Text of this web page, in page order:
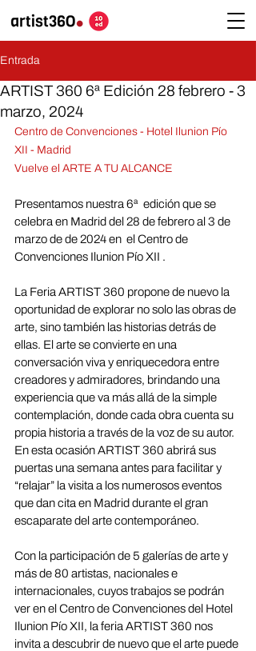
Entrada
ARTIST 360 6ª Edición 28 febrero - 3
marzo, 2024
Centro de Convenciones - Hotel Ilunion Pío
XII - Madrid
Vuelve el ARTE A TU ALCANCE
Presentamos nuestra 6ª  edición que se
celebra en Madrid del 28 de febrero al 3 de
marzo de de 2024 en  el Centro de
Convenciones Ilunion Pío XII .
La Feria ARTIST 360 propone de nuevo la
oportunidad de explorar no solo las obras de
arte, sino también las historias detrás de
ellas. El arte se convierte en una
conversación viva y enriquecedora entre
creadores y admiradores, brindando una
experiencia que va más allá de la simple
contemplación, donde cada obra cuenta su
propia historia a través de la voz de su autor.
En esta ocasión ARTIST 360 abrirá sus
puertas una semana antes para facilitar y
“relajar” la visita a los numerosos eventos
que dan cita en Madrid durante el gran
escaparate del arte contemporáneo.
Con la participación de 5 galerías de arte y
más de 80 artistas, nacionales e
internacionales, cuyos trabajos se podrán
ver en el Centro de Convenciones del Hotel
Ilunion Pío XII, la feria ARTIST 360 nos
invita a descubrir de nuevo que el arte puede